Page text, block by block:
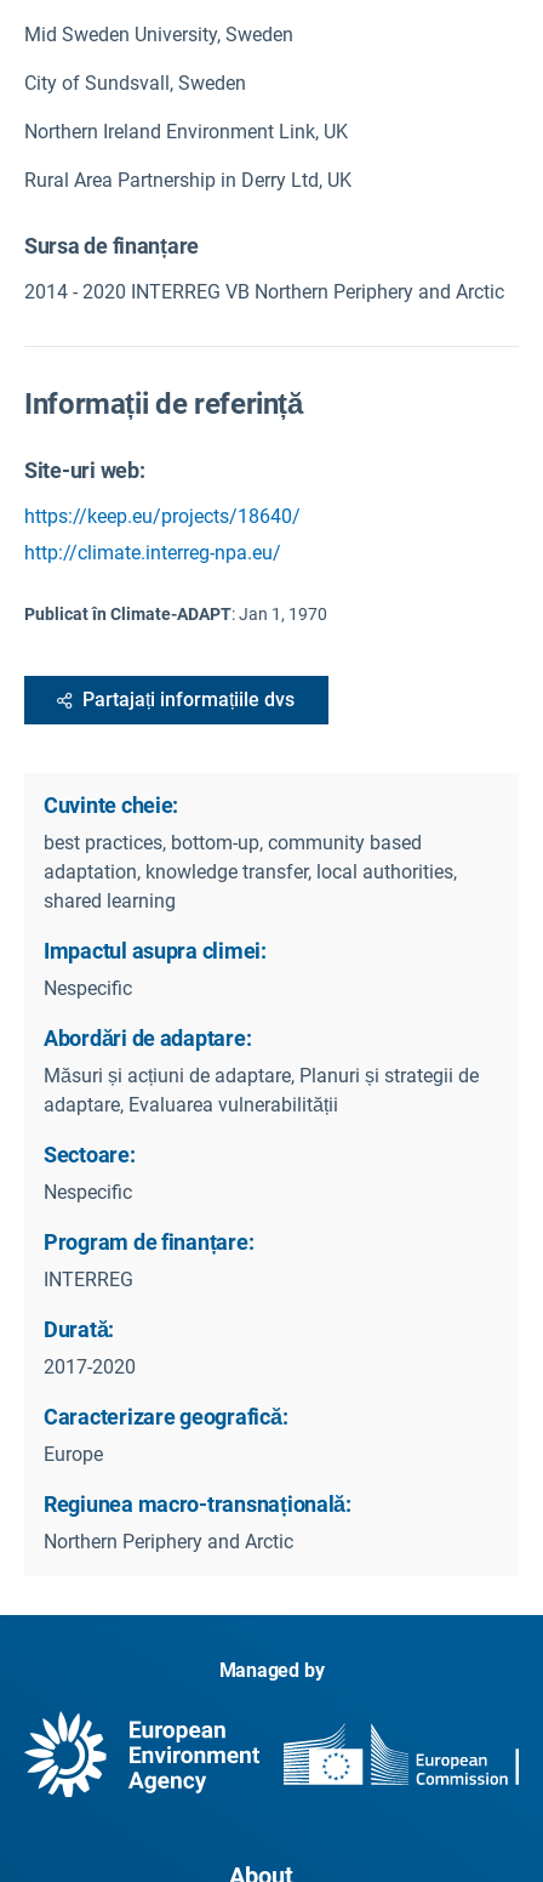
Mid Sweden University, Sweden
City of Sundsvall, Sweden
Northern Ireland Environment Link, UK
Rural Area Partnership in Derry Ltd, UK
Sursa de finanțare
2014 - 2020 INTERREG VB Northern Periphery and Arctic
Informații de referință
Site-uri web:
https://keep.eu/projects/18640/
http://climate.interreg-npa.eu/
Publicat în Climate-ADAPT:Jan 1, 1970
Partajați informațiile dvs
Cuvinte cheie:
best practices, bottom-up, community based
adaptation, knowledge transfer, local authorities,
shared learning
Impactul asupra climei:
Nespecific
Abordări de adaptare:
Măsuri și acțiuni de adaptare, Planuri și strategii de
adaptare, Evaluarea vulnerabilității
Sectoare:
Nespecific
Program de finanțare:
INTERREG
Durată:
2017-2020
Caracterizare geografică:
Europe
Regiunea macro-transnațională:
Northern Periphery and Arctic
Managed by